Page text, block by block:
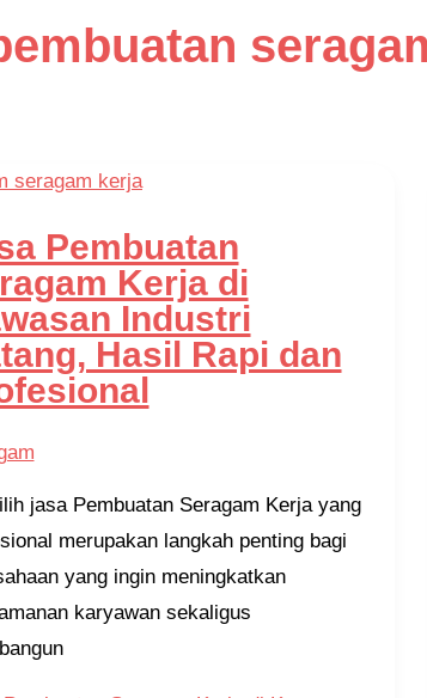
Pembuatan
Kerja di
Industri
Hasil Rapi dan
jasa Pembuatan Seragam Kerja yang
merupakan langkah penting bagi
yang ingin meningkatkan
karyawan sekaligus